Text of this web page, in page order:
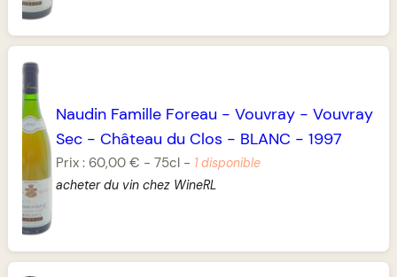
Naudin Famille Foreau -Vouvray -Vouvray
Sec - Château du Clos - BLANC -1997
Prix : 60,00 € -75cl - 1 disponible
acheter du vin chez WineRL